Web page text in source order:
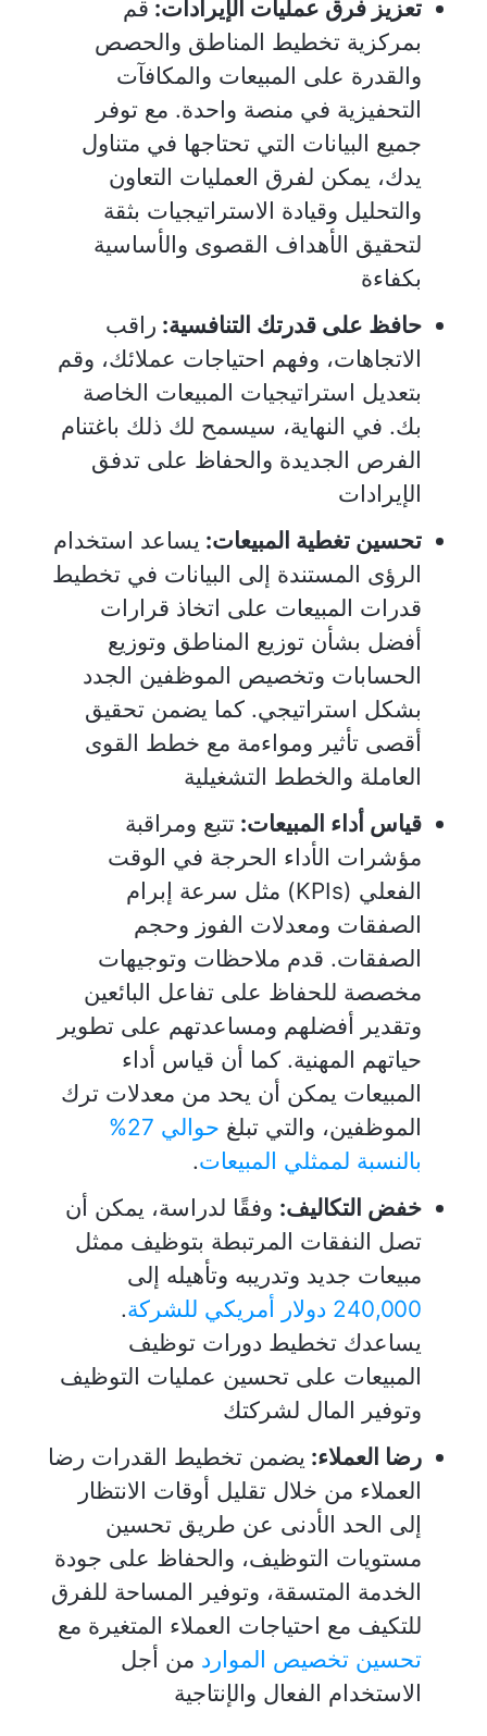
تعزيز فرق عمليات الإيرادات: قم
بمركزية تخطيط المناطق والحصص
والقدرة على المبيعات والمكافآت
التحفيزية في منصة واحدة. مع توفر
جميع البيانات التي تحتاجها في متناول
يدك، يمكن لفرق العمليات التعاون
والتحليل وقيادة الاستراتيجيات بثقة
لتحقيق الأهداف القصوى والأساسية
بكفاءة
حافظ على قدرتك التنافسية: راقب
الاتجاهات، وفهم احتياجات عملائك، وقم
بتعديل استراتيجيات المبيعات الخاصة
بك. في النهاية، سيسمح لك ذلك باغتنام
الفرص الجديدة والحفاظ على تدفق
الإيرادات
تحسين تغطية المبيعات: يساعد استخدام
الرؤى المستندة إلى البيانات في تخطيط
قدرات المبيعات على اتخاذ قرارات
أفضل بشأن توزيع المناطق وتوزيع
الحسابات وتخصيص الموظفين الجدد
بشكل استراتيجي. كما يضمن تحقيق
أقصى تأثير ومواءمة مع خطط القوى
العاملة والخطط التشغيلية
قياس أداء المبيعات: تتبع ومراقبة
مؤشرات الأداء الحرجة في الوقت
الفعلي (KPIs) مثل سرعة إبرام
الصفقات ومعدلات الفوز وحجم
الصفقات. قدم ملاحظات وتوجيهات
مخصصة للحفاظ على تفاعل البائعين
وتقدير أفضلهم ومساعدتهم على تطوير
حياتهم المهنية. كما أن قياس أداء
المبيعات يمكن أن يحد من معدلات ترك
الموظفين، والتي تبلغ
حوالي 27%
بالنسبة لممثلي المبيعات.
خفض التكاليف: وفقًا لدراسة، يمكن أن
تصل النفقات المرتبطة بتوظيف ممثل
مبيعات جديد وتدريبه وتأهيله إلى
240,000 دولار أمريكي للشركة
.
يساعدك تخطيط دورات توظيف
المبيعات على تحسين عمليات التوظيف
وتوفير المال لشركتك
رضا العملاء: يضمن تخطيط القدرات رضا
العملاء من خلال تقليل أوقات الانتظار
إلى الحد الأدنى عن طريق تحسين
مستويات التوظيف، والحفاظ على جودة
الخدمة المتسقة، وتوفير المساحة للفرق
للتكيف مع احتياجات العملاء المتغيرة مع
تحسين تخصيص الموارد من أجل
الاستخدام الفعال والإنتاجية